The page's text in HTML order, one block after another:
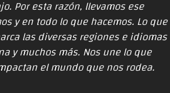
Por esta razón, llevamos ese
y en todo lo que hacemos. Lo que
las diversas regiones e idiomas
y muchos más. Nos une lo que
el mundo que nos rodea.